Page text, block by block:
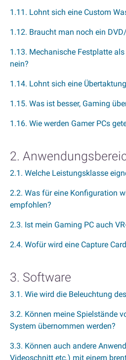
1.11. Lohnt sich eine Custom
1.12. Braucht man noch ein
1.13. Mechanische Festplatte
nein?
1.14. Lohnt sich eine
1.15. Was ist besser, Gaming
1.16. Wie werden Gamer PCs
2.
2.1. Welche Leistungsklasse
2.2. Was für eine Konfiguration
empfohlen?
2.3. Ist mein Gaming PC auch
2.4. Wofür wird eine Capture
3. Software
3.1. Wie wird die Beleuchtung
3.2. Können meine Spielstände
System übernommen werden?
3.3. Können auch andere
Videoschnitt etc.) mit einem